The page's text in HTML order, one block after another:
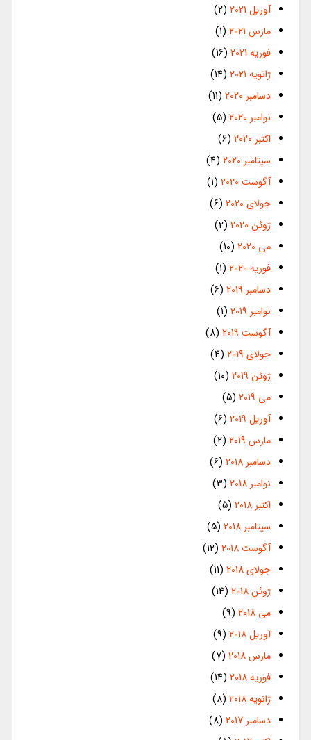
آوریل 2021
(2)
مارس 2021
(1)
فوریه 2021
(16)
ژانویه 2021
(14)
دسامبر 2020
(11)
نوامبر 2020
(5)
اکتبر 2020
(6)
سپتامبر 2020
(4)
آگوست 2020
(1)
جولای 2020
(6)
ژوئن 2020
(2)
می 2020
(10)
فوریه 2020
(1)
دسامبر 2019
(6)
نوامبر 2019
(1)
آگوست 2019
(8)
جولای 2019
(4)
ژوئن 2019
(10)
می 2019
(5)
آوریل 2019
(6)
مارس 2019
(2)
دسامبر 2018
(6)
نوامبر 2018
(3)
اکتبر 2018
(5)
سپتامبر 2018
(5)
آگوست 2018
(12)
جولای 2018
(11)
ژوئن 2018
(14)
می 2018
(9)
آوریل 2018
(9)
مارس 2018
(7)
فوریه 2018
(14)
ژانویه 2018
(8)
دسامبر 2017
(8)